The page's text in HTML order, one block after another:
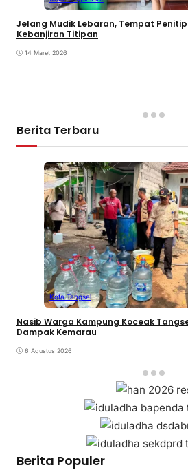
Jelang Mudik Lebaran, Tempat
Kebanjiran Titipan
14 Maret 2026
Berita Terbaru
Kota Tangsel
Nasib Warga Kampung Koceak
Dampak Kemarau
6 Agustus 2026
Berita Populer